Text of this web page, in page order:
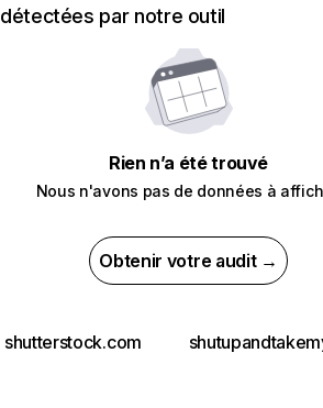
détectées par notre outil
Rien n’a été trouvé
Nous n'avons pas de données à
Obtenir votre audit →
shutterstock.com